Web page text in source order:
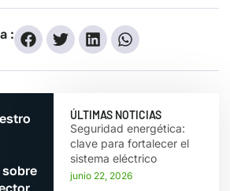
:
ÚLTIMAS NOTICIAS
Seguridad energética:
clave para fortalecer el
sistema eléctrico
junio 22, 2026